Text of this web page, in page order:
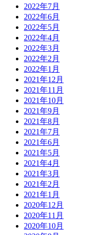
2022年7月
2022年6月
2022年5月
2022年4月
2022年3月
2022年2月
2022年1月
2021年12月
2021年11月
2021年10月
2021年9月
2021年8月
2021年7月
2021年6月
2021年5月
2021年4月
2021年3月
2021年2月
2021年1月
2020年12月
2020年11月
2020年10月